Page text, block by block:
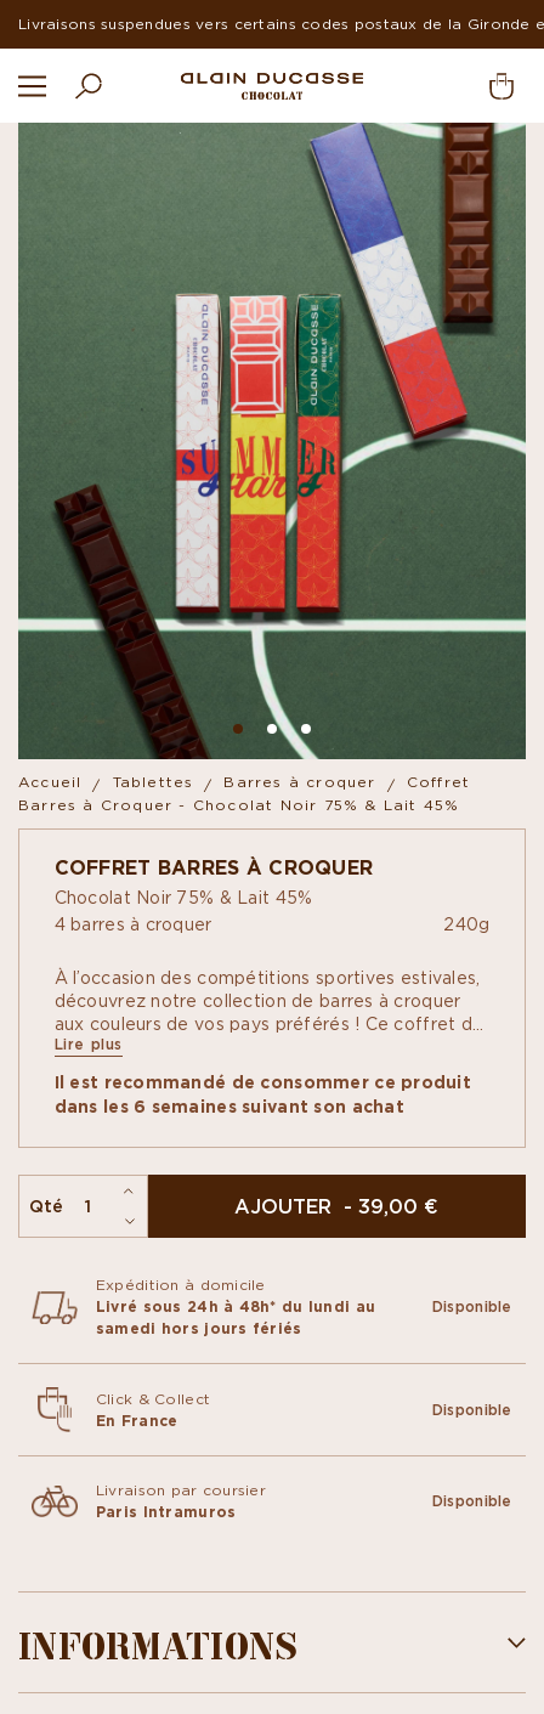
Livraisons suspendues vers certains codes postaux de la Gironde
Accueil Tablettes Barres à croquer
Coffret
Barres à Croquer - Chocolat Noir 75% & Lait 45%
COFFRET BARRES À CROQUER
Chocolat Noir 75% & Lait 45%
4 barres à croquer
240g
À l’occasion des compétitions sportives estivales,
découvrez notre collection de barres à croquer
aux couleurs de vos pays préférés ! Ce coffret de
4 barres réunit deux recettes exclusives. Déclinée
pour la France et l'Espagne, la première recette
dévoile un praliné sésame noir et amande
parsemé de riz soufflé croustillant, le tout enrobé
seconde associe un praliné amande aux pétales
de maïs à une ganache caramel, sous une coque
de chocolat au lait Madagascar 45%.​ Un coffret
Lire plus
Il est recommandé de consommer ce produit
dans les 6 semaines suivant son achat
Qté AJOUTER - 39,00 €
Expédition à domicile
Livré sous 24h à 48h* du lundi au
samedi hors jours fériés
Disponible
Click & Collect
En France
Disponible
Livraison par coursier
Paris Intramuros
Disponible
INFORMATIONS